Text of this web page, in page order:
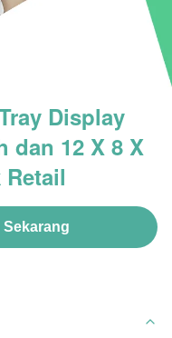
Display
dan 12 X 8 X